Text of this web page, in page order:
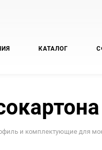
КАТАЛОГ
и комплектующие для